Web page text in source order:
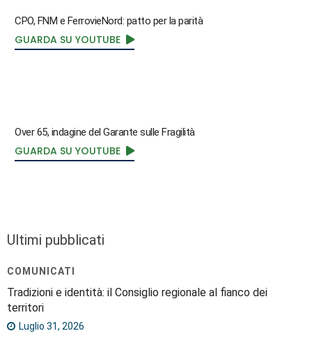
CPO, FNM e FerrovieNord: patto per la parità
GUARDA SU YOUTUBE
Over 65, indagine del Garante sulle Fragilità
GUARDA SU YOUTUBE
Ultimi pubblicati
COMUNICATI
Tradizioni e identità: il Consiglio regionale al fianco dei
territori
Luglio 31, 2026